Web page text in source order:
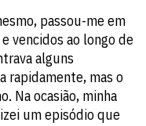
passou-me em
vencidos ao longo de
alguns
rapidamente, mas o
Na ocasião, minha
um episódio que